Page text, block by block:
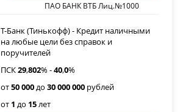
ПАО БАНК ВТБ Лиц.№1000
Т-Банк (Тинькофф) - Кредит наличными
на любые цели без справок и
поручителей
ПСК29,802% -40,0%
от50 000до30 000 000 рублей
от 1 до 15лет